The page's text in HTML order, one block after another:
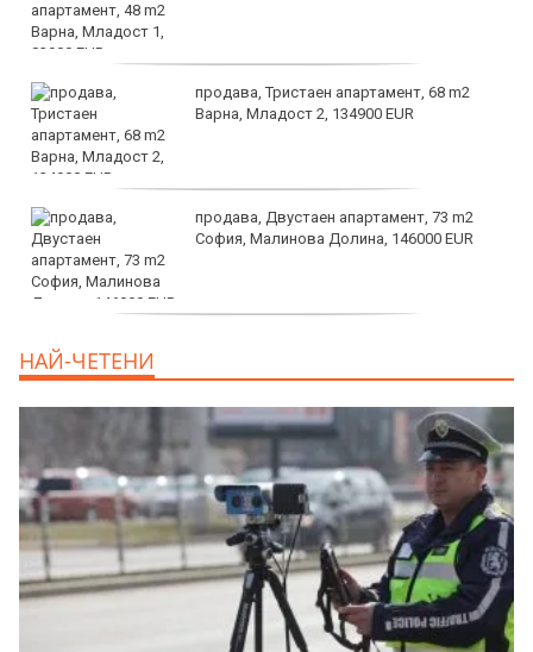
продава, Тристаен апартамент, 68 m2
Варна, Младост 2, 134900 EUR
продава, Двустаен апартамент, 73 m2
София, Малинова Долина, 146000 EUR
НАЙ-ЧЕТЕНИ